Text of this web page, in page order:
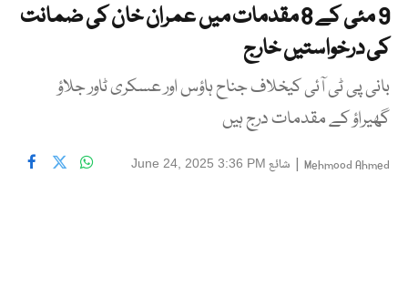
9 مئی کے 8 مقدمات میں عمران خان کی ضمانت
کی درخواستیں خارج
بانی پی ٹی آئی کیخلاف جناح ہاؤس اور عسکری ٹاور جلاؤ
گھیراؤ کے مقدمات درج ہیں
Mehmood Ahmed
| شائع June 24, 2025 3:36 PM